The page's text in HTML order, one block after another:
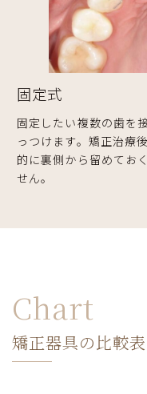
固定式
固定したい複数の歯を
っつけます。矯正治療
的に裏側から留めてお
せん。
Chart
矯正器具の比較表